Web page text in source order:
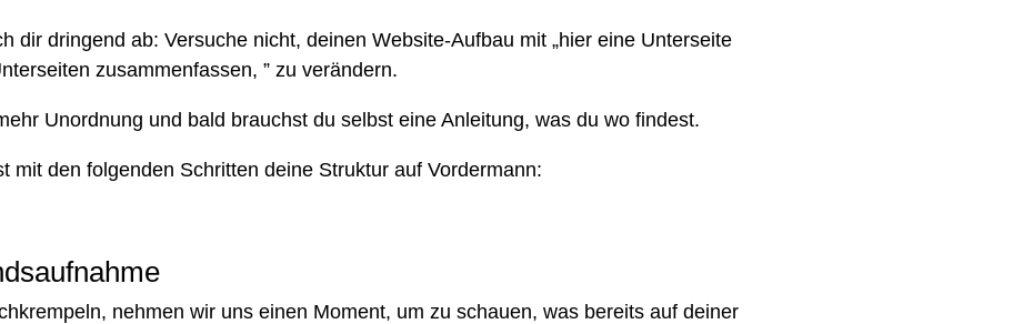
dir dringend ab: Versuche nicht, deinen Website-Aufbau mit „hier eine Unterseite
zusammenfassen, ” zu verändern.
Unordnung und bald brauchst du selbst eine Anleitung, was du wo findest.
mit den folgenden Schritten deine Struktur auf Vordermann:
nehmen wir uns einen Moment, um zu schauen, was bereits auf deiner